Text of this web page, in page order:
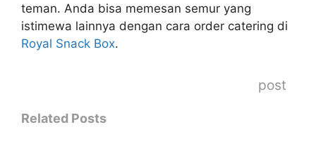
teman. Anda bisa memesan semur yang
istimewa lainnya dengan cara order catering di
Royal Snack Box.
post
Related Posts